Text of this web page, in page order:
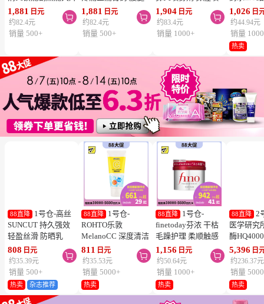
膏药贴 温感
10×14cm 7贴【第2
类医药品】
1,881 日元
约82.4元

销量 500+
疼痛 温感 7×10cm
14贴【第2类医药
品】
1,881 日元
约82.4元

销量 500+
雾 缓解鼻塞流涕
30ml【第2类医药
品】 3个装
1,904 日元
约83.4元

销量 1000+
药水
【第2类
【寒冷地
冻结】
1,026 日
约44.94元
销量
热卖
88直降
1号仓-高丝
SUNCUT 持久强效
轻盈丝滑 防晒乳
SPF50+ PA++++
50ml
808 日元
约35.39元

销量 500+
热卖 杂志推荐
88直降
1号仓-
ROHTO乐敦
MelanoCC 深度清洁
酵素洗面奶 130g
811 日元
约35.53元

销量 5000+
热卖
88直降
1号仓-
finetoday芬浓 干枯
毛躁护理 柔顺触感
滋润修护 发膜 230g
1,156 日元
约50.64元

销量 1000+
热卖
88直降
2
医学研究
酶
胶囊 促
降三高
5,396 日
约236.37元
销量
热卖